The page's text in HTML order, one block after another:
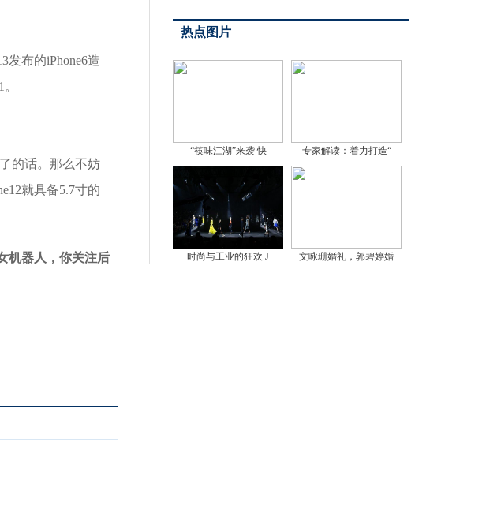
布的iPhone6造
的话。那么不妨
就具备5.7寸的
机器人，你关注后
热点图片
“筷味江湖”来袭 快 专家解读：着力打造“
时尚与工业的狂欢 J 文咏珊婚礼，郭碧婷婚